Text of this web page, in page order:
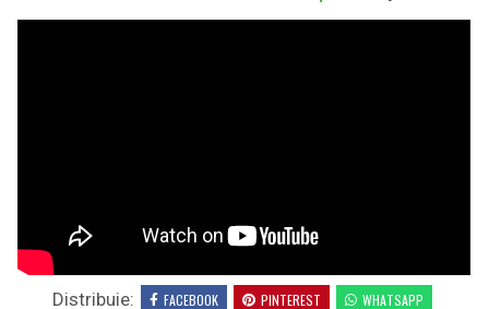
Distribuie: FACEBOOK PINTEREST
WHATSAPP